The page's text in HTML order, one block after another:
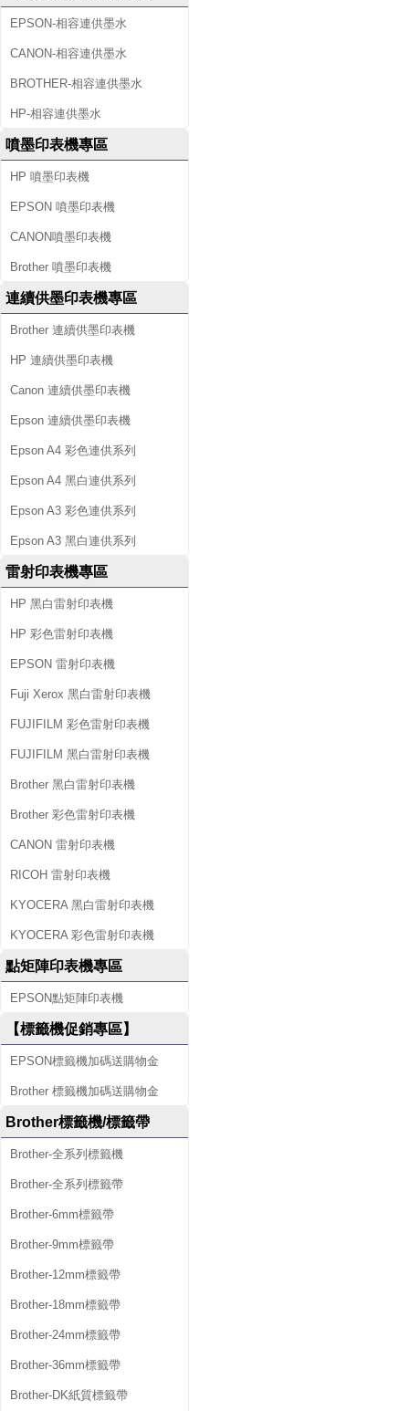
EPSON-相容連供墨水
CANON-相容連供墨水
BROTHER-相容連供墨水
HP-相容連供墨水
噴墨印表機專區
HP 噴墨印表機
EPSON 噴墨印表機
CANON噴墨印表機
Brother 噴墨印表機
連續供墨印表機專區
Brother 連續供墨印表機
HP 連續供墨印表機
Canon 連續供墨印表機
Epson 連續供墨印表機
Epson A4 彩色連供系列
Epson A4 黑白連供系列
Epson A3 彩色連供系列
Epson A3 黑白連供系列
雷射印表機專區
HP 黑白雷射印表機
HP 彩色雷射印表機
EPSON 雷射印表機
Fuji Xerox 黑白雷射印表機
FUJIFILM 彩色雷射印表機
FUJIFILM 黑白雷射印表機
Brother 黑白雷射印表機
Brother 彩色雷射印表機
CANON 雷射印表機
RICOH 雷射印表機
KYOCERA 黑白雷射印表機
KYOCERA 彩色雷射印表機
點矩陣印表機專區
EPSON點矩陣印表機
【標籤機促銷專區】
EPSON標籤機加碼送購物金
Brother 標籤機加碼送購物金
Brother標籤機/標籤帶
Brother-全系列標籤機
Brother-全系列標籤帶
Brother-6mm標籤帶
Brother-9mm標籤帶
Brother-12mm標籤帶
Brother-18mm標籤帶
Brother-24mm標籤帶
Brother-36mm標籤帶
Brother-DK紙質標籤帶